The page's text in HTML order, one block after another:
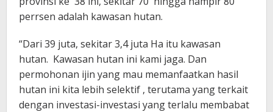
perrsen adalah kawasan hutan.
“Dari 39 juta, sekitar 3,4 juta Ha itu kawasan
hutan. Kawasan hutan ini kami jaga. Dan
permohonan ijin yang mau memanfaatkan hasil
hutan ini kita lebih selektif , terutama yang terkait
dengan investasi-investasi yang terlalu membabat